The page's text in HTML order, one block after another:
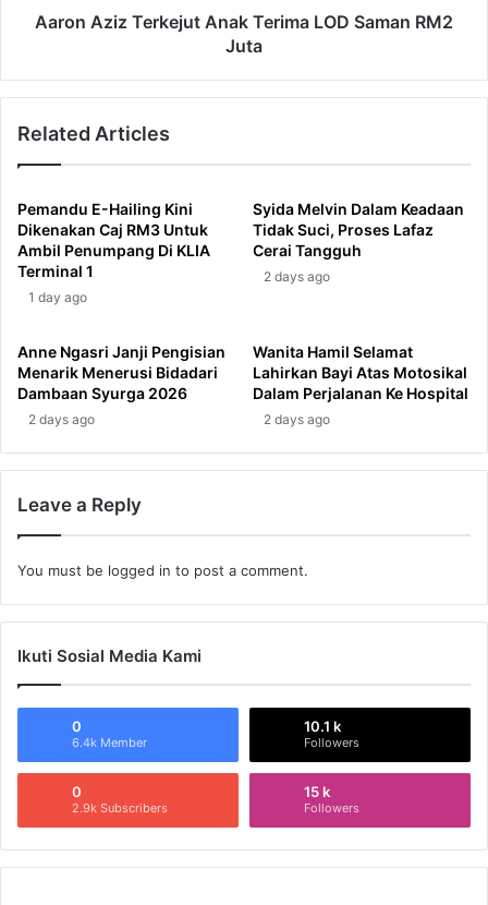
Aaron Aziz Terkejut Anak Terima LOD Saman RM2
Juta
Related Articles
Pemandu E-Hailing Kini
Dikenakan Caj RM3 Untuk
Ambil Penumpang Di KLIA
Terminal 1
1 day ago
Syida Melvin Dalam Keadaan
Tidak Suci, Proses Lafaz
Cerai Tangguh
2 days ago
Anne Ngasri Janji Pengisian
Menarik Menerusi Bidadari
Dambaan Syurga 2026
2 days ago
Wanita Hamil Selamat
Lahirkan Bayi Atas Motosikal
Dalam Perjalanan Ke Hospital
2 days ago
Leave a Reply
You must be logged in to post a comment.
Ikuti Sosial Media Kami
0
6.4k Member
10.1 k
Followers
0
2.9k Subscribers
15 k
Followers